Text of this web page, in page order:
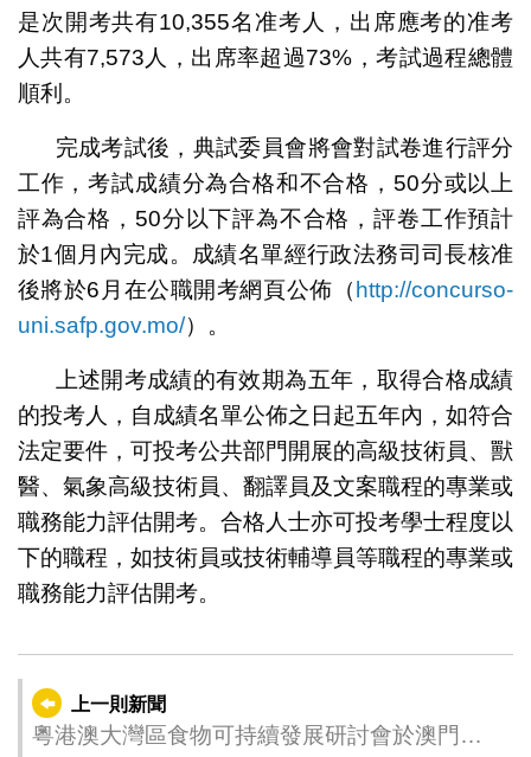
是次開考共有10,355名准考人，出席應考的准考
人共有7,573人，出席率超過73%，考試過程總體
順利。
完成考試後，典試委員會將會對試卷進行評分
工作，考試成績分為合格和不合格，50分或以上
評為合格，50分以下評為不合格，評卷工作預計
於1個月內完成。成績名單經行政法務司司長核准
後將於6月在公職開考網頁公佈（http://concurso-
uni.safp.gov.mo/）。
上述開考成績的有效期為五年，取得合格成績
的投考人，自成績名單公佈之日起五年內，如符合
法定要件，可投考公共部門開展的高級技術員、獸
醫、氣象高級技術員、翻譯員及文案職程的專業或
職務能力評估開考。合格人士亦可投考學士程度以
下的職程，如技術員或技術輔導員等職程的專業或
職務能力評估開考。
上一則新聞
粵港澳大灣區食物可持續發展研討會於澳門理